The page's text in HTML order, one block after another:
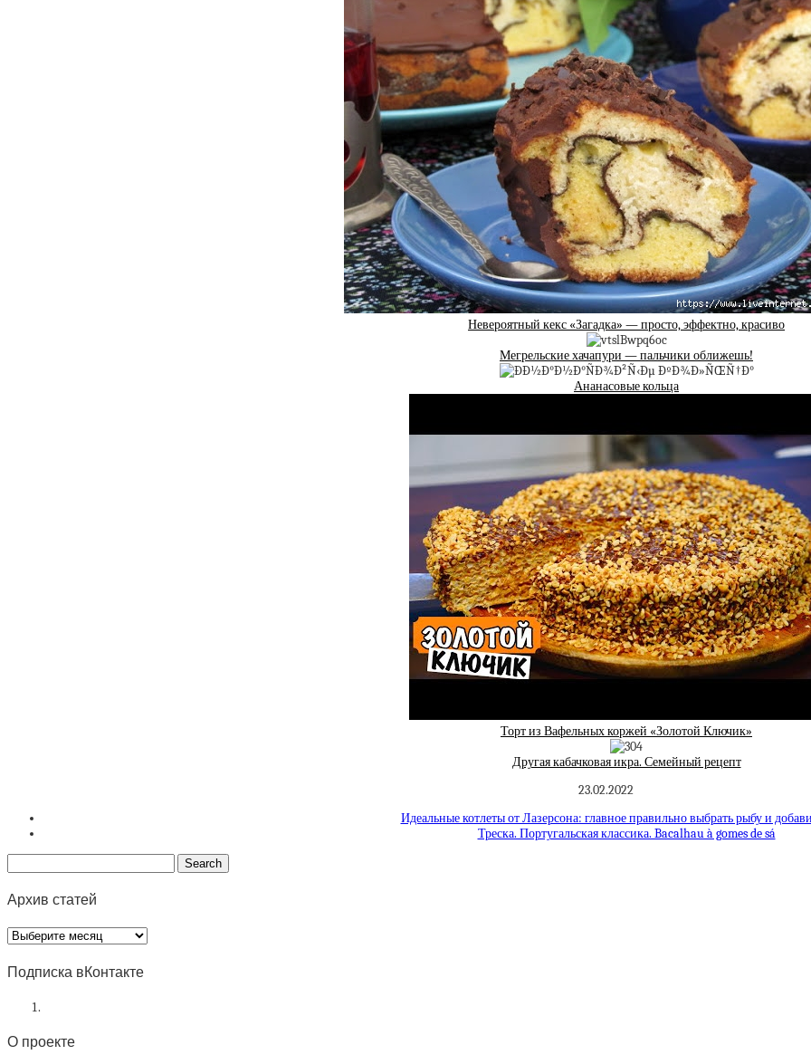
Невероятный кекс «Загадка» — просто, эффектно, красиво
Мегрельские хачапури — пальчики оближешь!
Ананасовые кольца
Торт из Вафельных коржей «Золотой Ключик»
Другая кабачковая икра. Семейный рецепт
23.02.2022
Идеальные котлеты от Лазерсона: главное правильно выбрать рыбу и
Треска. Португальская классика. Bacalhau à gomes de sá
Архив статей
Архив
статей
Подписка вКонтакте
О проекте